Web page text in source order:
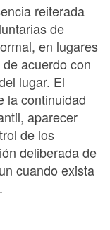
reiterada
de
en lugares
acuerdo con
lugar. El
la continuidad
aparecer
de los
deliberada de
cuando exista